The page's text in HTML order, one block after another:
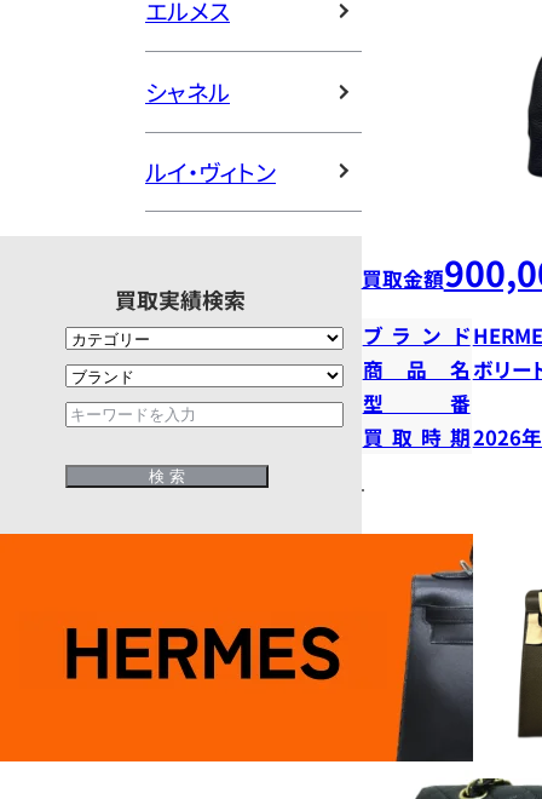
エルメス
シャネル
ルイ・ヴィトン
買取実績検索
買取金額
ブランド
商品名ボリー
型番
買取時期2026